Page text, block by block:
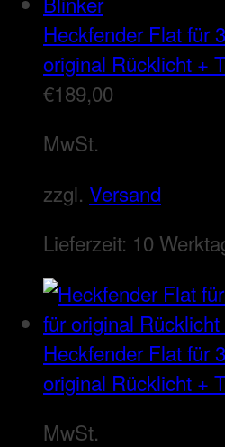
Heckfender Flat für
original Rücklicht +
€189,00
MwSt.
zzgl. Versand
Lieferzeit: 10
Heckfender Flat für
original Rücklicht +
MwSt.